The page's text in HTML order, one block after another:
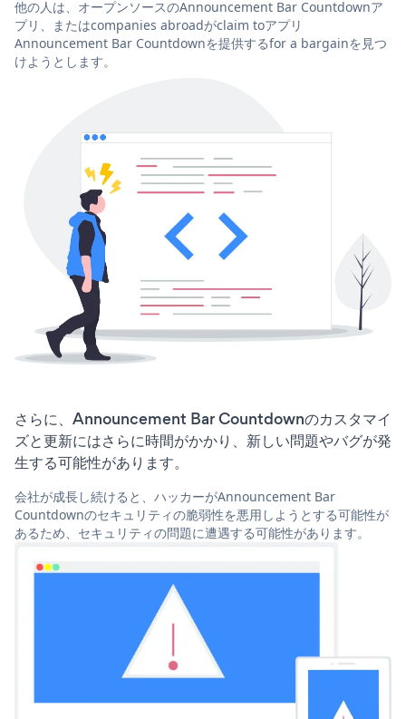
他の人は、オープンソースのAnnouncement Bar Countdownア
プリ、またはcompanies abroadがclaim toアプリ
Announcement Bar Countdownを提供するfor a bargainを見つ
けようとします。
さらに、Announcement Bar Countdownのカスタマイ
ズと更新にはさらに時間がかかり、新しい問題やバグが発
生する可能性があります。
会社が成長し続けると、ハッカーがAnnouncement Bar
Countdownのセキュリティの脆弱性を悪用しようとする可能性が
あるため、セキュリティの問題に遭遇する可能性があります。